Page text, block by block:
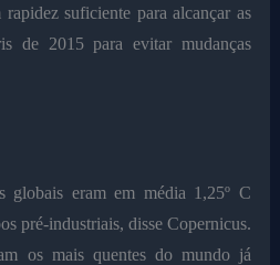
suficiente para alcançar as
de 2015 para evitar mudanças
globais eram em média 1,25º C
pré-industriais, disse Copernicus.
os mais quentes do mundo já